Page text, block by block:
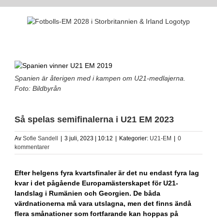
Spanien är återigen med i kampen om U21-medlajerna.
Foto: Bildbyrån
Så spelas semifinalerna i U21 EM 2023
Av Sofie Sandell 3 juli, 2023 | 10:12 Kategorier: U21-EM
0
kommentarer
Efter helgens fyra kvartsfinaler är det nu endast fyra lag
kvar i det pågående Europamästerskapet för U21-
landslag i Rumänien och Georgien. De båda
värdnationerna må vara utslagna, men det finns ändå
flera smånationer som fortfarande kan hoppas på